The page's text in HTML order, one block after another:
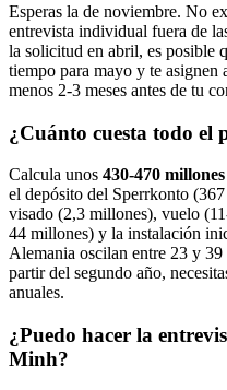
Esperas la de noviembre. No
entrevista individual fuera de
la solicitud en abril, es posible
tiempo para mayo y te asignen
menos 2-3 meses antes de tu
¿Cuánto cuesta todo el
Calcula unos 430-470
el depósito del Sperrkonto
visado (2,3 millones), vuelo
44 millones) y la instalación
Alemania oscilan entre 23 y
partir del segundo año,
anuales.
¿Puedo hacer la
Minh?